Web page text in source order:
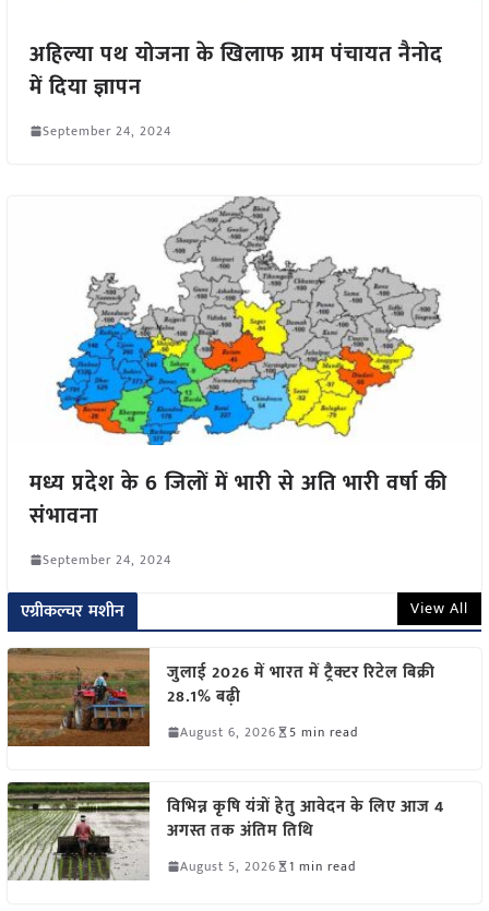
अहिल्या पथ योजना के खिलाफ ग्राम पंचायत नैनोद
में दिया ज्ञापन
September 24, 2024
मध्य प्रदेश के 6 जिलों में भारी से अति भारी वर्षा की
संभावना
September 24, 2024
एग्रीकल्चर मशीन View All
जुलाई 2026 में भारत में ट्रैक्टर रिटेल बिक्री
28.1% बढ़ी
August 6, 2026 5 min read
विभिन्न कृषि यंत्रों हेतु आवेदन के लिए आज 4
अगस्त तक अंतिम तिथि
August 5, 2026 1 min read